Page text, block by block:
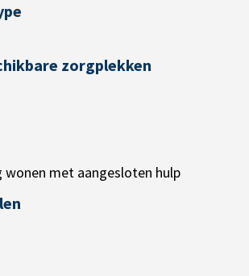
zorgplekken
met aangesloten hulp